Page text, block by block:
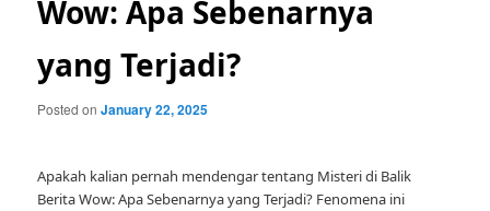
Wow: Apa Sebenarnya
yang Terjadi?
Posted onJanuary 22, 2025
Apakah kalian pernah mendengar tentang Misteri di Balik
Berita Wow: Apa Sebenarnya yang Terjadi? Fenomena ini